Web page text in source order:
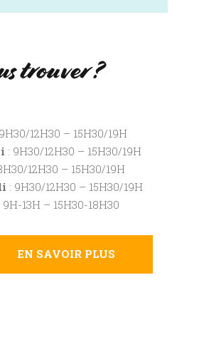
trouver ?
9H30/12H30 – 15H30/19H
: 9H30/12H30 – 15H30/19H
12H30 – 15H30/19H
: 9H30/12H30 – 15H30/19H
9H-13H – 15H30-18H30
EN SAVOIR PLUS